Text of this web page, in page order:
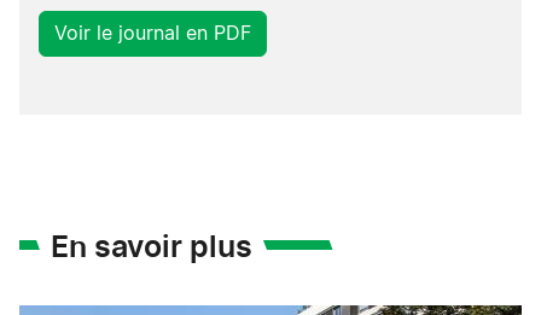
Voir le journal en PDF
En savoir plus